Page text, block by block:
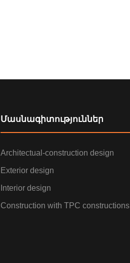
Մասնագիտություններ
Architectual-construction design
Exterior design
Interior design
Construction with TPC constructions